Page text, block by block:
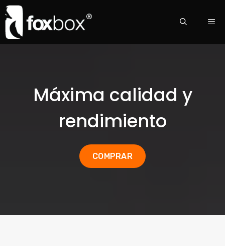
Máxima calidad y
rendimiento
COMPRAR